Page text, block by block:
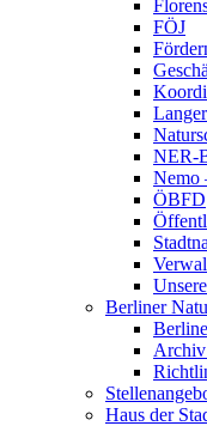
FÖJ
NER-
Nemo
ÖBFD
Berliner
Archiv
Haus der